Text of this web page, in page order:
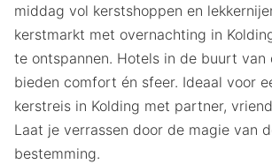
middag vol kerstshoppen en
kerstmarkt met overnachting in
te ontspannen. Hotels in de buurt van
bieden comfort én sfeer. Ideaal voor
kerstreis in Kolding met partner,
Laat je verrassen door de magie van
bestemming.